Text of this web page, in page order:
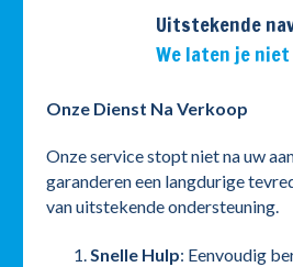
Uitstekende
We laten je
Onze Dienst Na Verkoop
Onze service stopt niet na uw
garanderen een langdurige
van uitstekende ondersteuning.
Snelle Hulp: Eenvoudig